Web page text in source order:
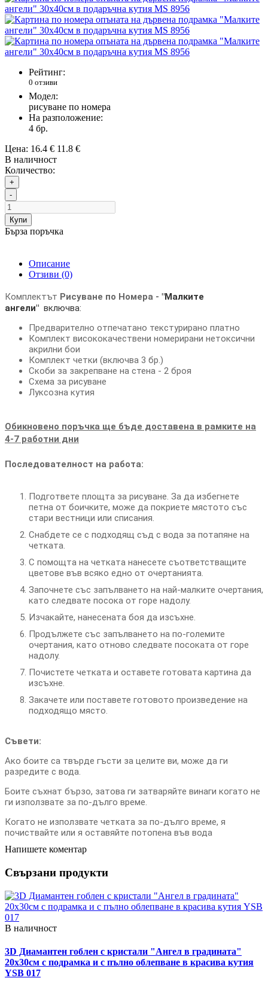
Рейтинг:
0 отзиви
Модел:
рисуване по номера
На разположение:
4 бр.
Цена: 16.4 € 11.8 €
В наличност
Количество:
+
-
Купи
Бърза поръчка
Описание
Отзиви (0)
Комплектът Рисуване по Номера - "Малките
ангели" включва:
Предварително отпечатано текстурирано платно
Комплект висококачествени номерирани нетоксични
акрилни бои
Комплект четки (включва 3 бр.)
Скоби за закрепване на стена - 2 броя
Схема за рисуване
Луксозна кутия
Обикновено поръчка ще бъде доставена в рамките на
4-7 работни дни
Последователност на работа:
Подгответе площта за рисуване. За да избегнете
петна от боичките, може да покриете мястото със
стари вестници или списания.
Снабдете се с подходящ съд с вода за потапяне на
четката.
С помощта на четката нанесете съответстващите
цветове във всяко едно от очертанията.
Започнете със запълването на най-малките очертания,
като следвате посока от горе надолу.
Изчакайте, нанесената боя да изсъхне.
Продължете със запълването на по-големите
очертания, като отново следвате посоката от горе
надолу.
Почистете четката и оставете готовата картина да
изсъхне.
Закачете или поставете готовото произведение на
подходящо място.
Съвети:
Ако боите са твърде гъсти за целите ви, може да ги
разредите с вода.
Боите съхнат бързо, затова ги затваряйте винаги когато не
ги използвате за по-дълго време.
Когато не използвате четката за по-дълго време, я
почиствайте или я оставяйте потопена във вода
Напишете коментар
Свързани продукти
В наличност
3D Диамантен гоблен с кристали "Ангел в градината"
20х30см с подрамка и с пълно облепване в красива кутия
YSB 017